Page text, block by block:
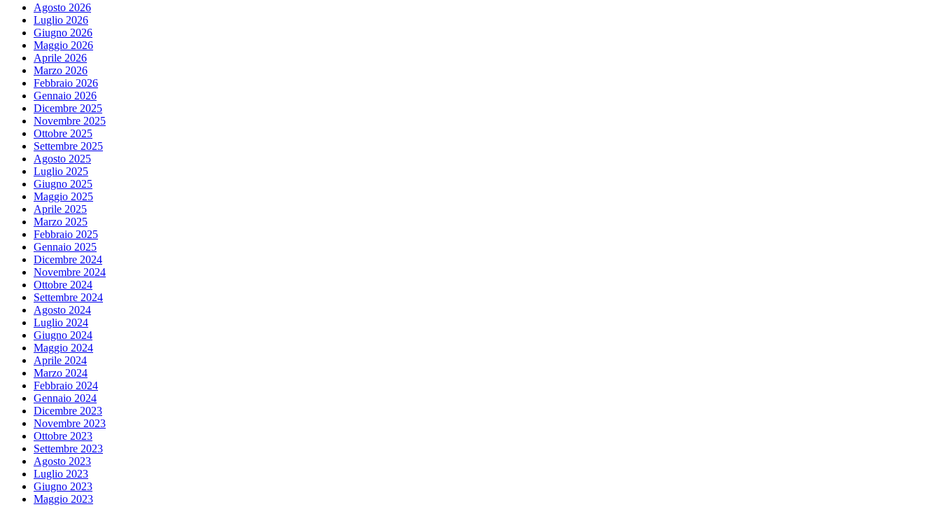
Agosto 2026
Luglio 2026
Giugno 2026
Maggio 2026
Aprile 2026
Marzo 2026
Febbraio 2026
Gennaio 2026
Dicembre 2025
Novembre 2025
Ottobre 2025
Settembre 2025
Agosto 2025
Luglio 2025
Giugno 2025
Maggio 2025
Aprile 2025
Marzo 2025
Febbraio 2025
Gennaio 2025
Dicembre 2024
Novembre 2024
Ottobre 2024
Settembre 2024
Agosto 2024
Luglio 2024
Giugno 2024
Maggio 2024
Aprile 2024
Marzo 2024
Febbraio 2024
Gennaio 2024
Dicembre 2023
Novembre 2023
Ottobre 2023
Settembre 2023
Agosto 2023
Luglio 2023
Giugno 2023
Maggio 2023